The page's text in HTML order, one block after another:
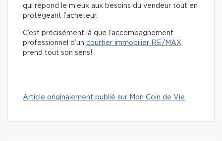
qui répond le mieux aux besoins du vendeur tout en
protégeant l’acheteur.
C’est précisément là que l’accompagnement
professionnel d’un courtier immobilier RE/MAX
prend tout son sens!
Article originalement publié sur Mon Coin de Vie